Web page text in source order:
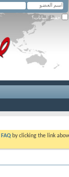
حفظ البيانات؟
FAQ by clicking the link